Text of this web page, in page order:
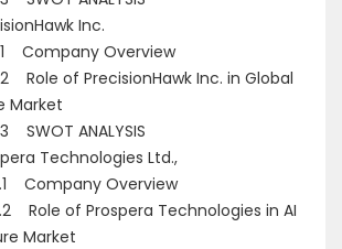
Inc.
Overview
of PrecisionHawk Inc. in Global
Market
ANALYSIS
Technologies Ltd.,
Overview
of Prospera Technologies in AI
Market